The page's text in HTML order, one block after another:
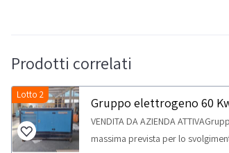
Prodotti correlati
Lotto 2
Gruppo elettrogeno 60
VENDITA DA AZIENDA
massima prevista per lo